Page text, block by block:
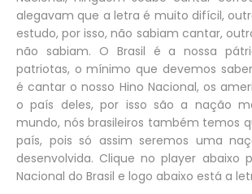
alegavam que a letra é muito difícil,
estudo, por isso, não sabiam cantar,
não sabiam. O Brasil é a nossa
patriotas, o mínimo que devemos
é cantar o nosso Hino Nacional, os
o país deles, por isso são a nação
mundo, nós brasileiros também temos
país, pois só assim seremos uma
desenvolvida. Clique no player abaixo
Nacional do Brasil e logo abaixo está a